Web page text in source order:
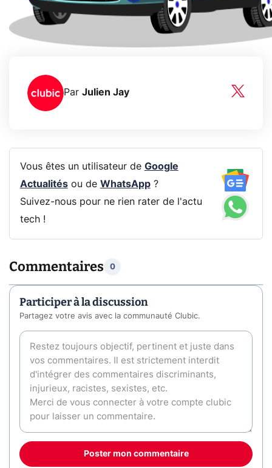
Par Julien Jay
Vous êtes un utilisateur de Google
Actualitésou de WhatsApp?
Suivez-nous pour ne rien rater de l'actu
tech !
Commentaires 0
Participer à la discussion
Partagez votre avis avec la communauté Clubic.
Poster mon commentaire